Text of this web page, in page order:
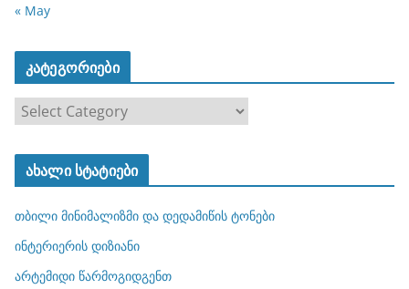
« May
კატეგორიები
ტ
ო
რ
ახალი სტატიები
თბილი მინიმალიზმი და დედამიწის ტონები
ინტერიერის დიზიანი
არტემიდი წარმოგიდგენთ